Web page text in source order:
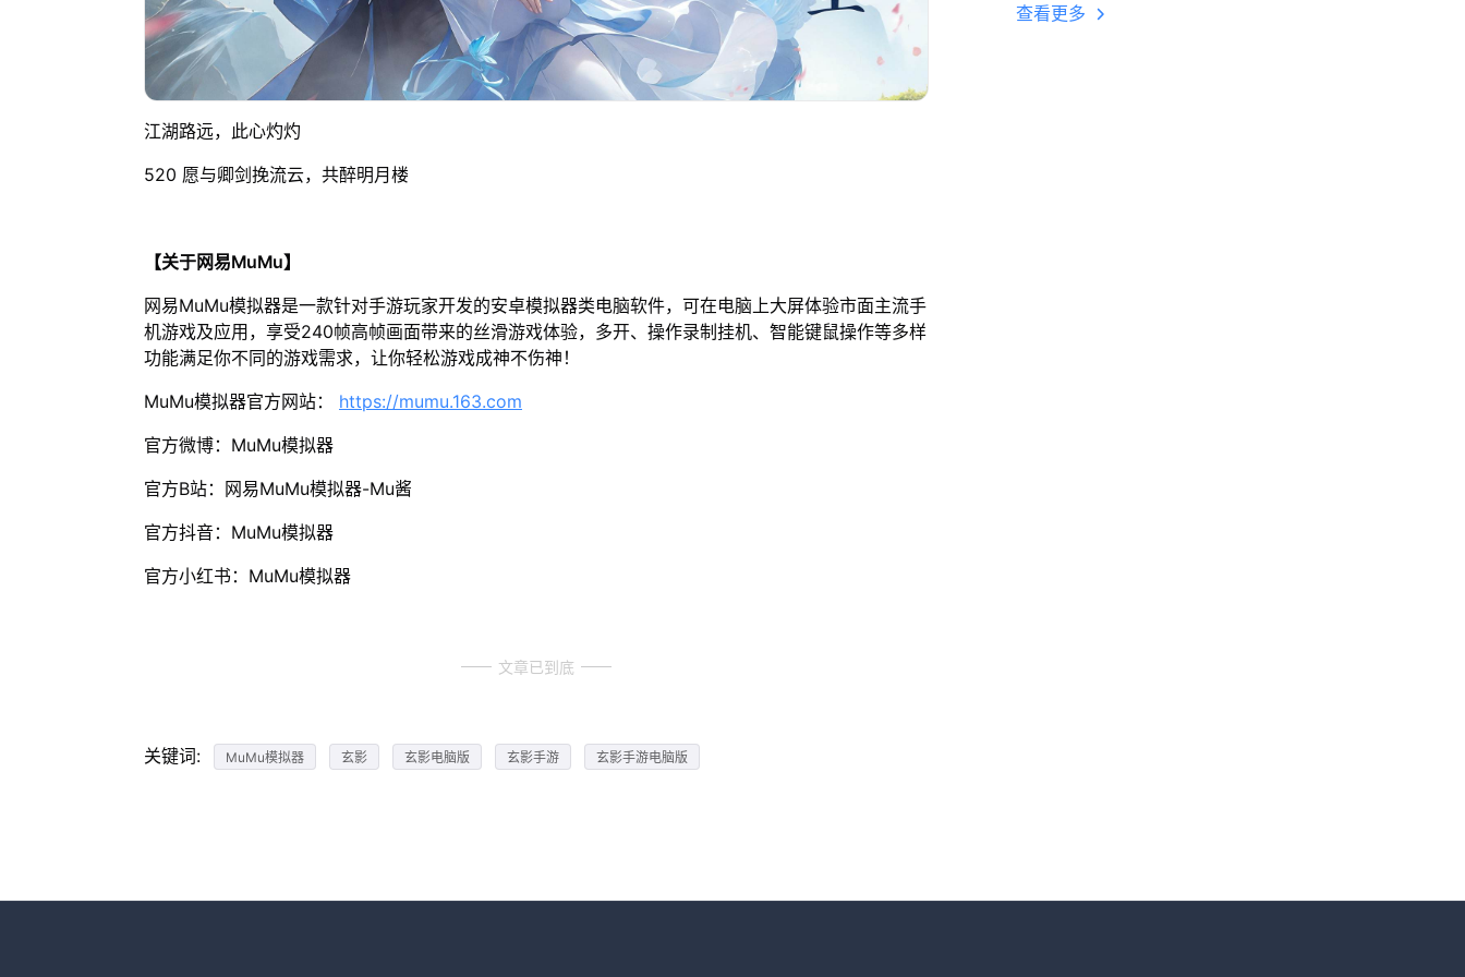
江湖路远，此心灼灼
520 愿与卿剑挽流云，共醉明月楼
【关于网易MuMu】
网易MuMu模拟器是一款针对手游玩家开发的安卓模拟器类电脑软件，可在电脑上大屏体验市面主流手
机游戏及应用，享受240帧高帧画面带来的丝滑游戏体验，多开、操作录制挂机、智能键鼠操作等多样
功能满足你不同的游戏需求，让你轻松游戏成神不伤神！
MuMu模拟器官方网站： https://mumu.163.com
官方微博：MuMu模拟器
官方B站：网易MuMu模拟器-Mu酱
官方抖音：MuMu模拟器
官方小红书：MuMu模拟器
文章已到底
关键词: MuMu模拟器 玄影 玄影电脑版 玄影手游 玄影手游电脑版
查看更多